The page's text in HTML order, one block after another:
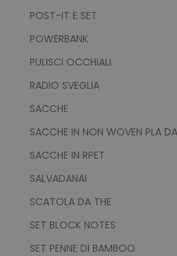
POST-IT E SET
POWERBANK
PULISCI OCCHIALI
RADIO SVEGLIA
SACCHE
SACCHE IN NON WOVEN PLA
SACCHE IN RPET
SALVADANAI
SCATOLA DA THE
SET BLOCK NOTES
SET PENNE DI BAMBOO